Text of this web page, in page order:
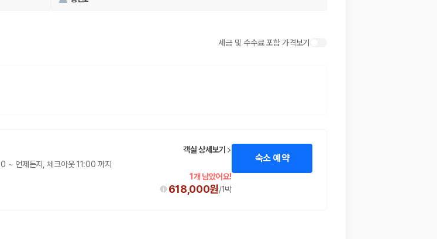
보험 조건을 비교해 여행 스타일에 맞는 보장 수준을 선택할 수 있습니다.
사무실까지의 이동 조건을 가격과 함께 비교하는 것이 좋습니다.
니다.
좋습니다.
다.
세금 및 수수료 포함 가격보기
객실 상세보기
~ 언제든지, 체크아웃 11:00 까지
1개 남았어요!
618,000원/1박
숙소 예약